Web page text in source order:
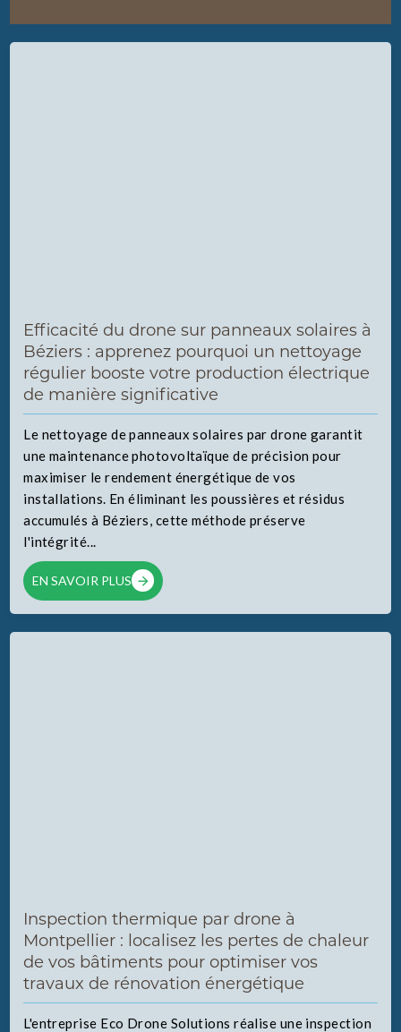
Efficacité du drone sur panneaux solaires à
Béziers : apprenez pourquoi un nettoyage
régulier booste votre production électrique
de manière significative
Le nettoyage de panneaux solaires par drone garantit
une maintenance photovoltaïque de précision pour
maximiser le rendement énergétique de vos
installations. En éliminant les poussières et résidus
accumulés à Béziers, cette méthode préserve
l'intégrité...
EN SAVOIR PLUS
Inspection thermique par drone à
Montpellier : localisez les pertes de chaleur
de vos bâtiments pour optimiser vos
travaux de rénovation énergétique
L'entreprise Eco Drone Solutions réalise une inspection